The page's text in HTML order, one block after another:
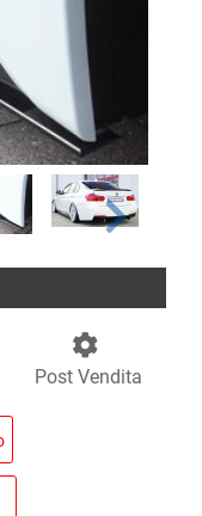
Post Vendita